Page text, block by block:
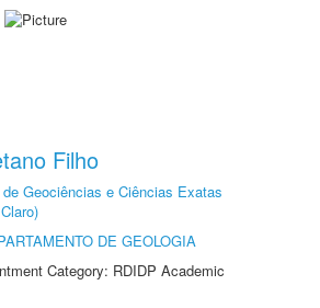
Filho
Geociências e Ciências Exatas
DE GEOLOGIA
Category: RDIDP Academic